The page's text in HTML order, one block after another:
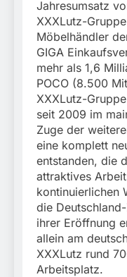
Jahresumsatz
XXXLutz-
Möbelhändler
GIGA
mehr als 1,6
POCO (8.500
XXXLutz-
seit 2009 im
Zuge der
eine komplett
entstanden, die
attraktives
kontinuierlichen
die
ihrer Eröffnung
allein am
XXXLutz rund
Arbeitsplatz.